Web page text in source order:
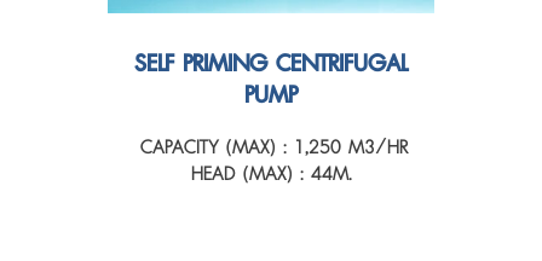
SELF PRIMING CENTRIFUGAL
PUMP
CAPACITY (MAX) : 1,250 M3/HR
HEAD (MAX) : 44M.